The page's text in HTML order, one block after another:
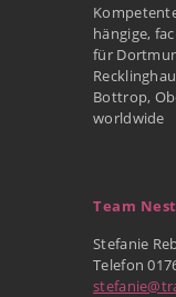
hängige,
für
Bottrop,
worldwide
Team
Stefanie
Telefon